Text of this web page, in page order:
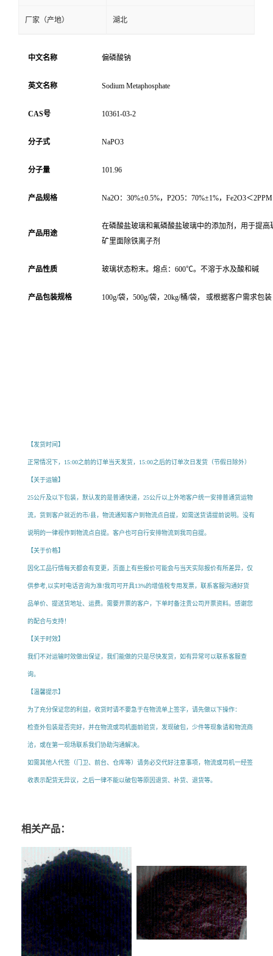
厂家（产地） 湖北
中文名称 偏磷酸钠
英文名称 Sodium Metaphosphate
CAS号 10361-03-2
分子式 NaPO3
分子量 101.96
产品规格 Na2O：30%±0.5%，P2O5：70%±1%，Fe2O3＜
产品用途
在磷酸盐玻璃和氟磷酸盐玻璃中的添加剂，用于提
矿里面除铁离子剂
产品性质 玻璃状态粉末。熔点：600℃。不溶于水及酸和碱
产品包装规格 100g/袋，500g/袋，20kg/桶/袋， 或根据客户需求包装
【发货时间】
正常情况下，15:00之前的订单当天发货，15:00之后的订单次日发货（节假日除外）
【关于运输】
25公斤及以下包装，默认发的是普通快递，25公斤以上外地客户统一安排普通货运物
流，货到客户就近的市/县，物流通知客户到物流点自提，如需送货请提前说明。没有
说明的一律视作到物流点自提。客户也可自行安排物流到我司自提。
【关于价格】
因化工品行情每天都会有变更，页面上有些报价可能会与当天实际报价有所差异，仅
供参考,以实时电话咨询为准!我司可开具13%的增值税专用发票，联系客服沟通好货
品单价、提送货地址、运费。需要开票的客户，下单时备注贵公司开票资料。感谢您
的配合与支持！
【关于时效】
我们不对运输时效做出保证，我们能做的只是尽快发货，如有异常可以联系客服查
询。
【温馨提示】
为了充分保证您的利益，收货时请不要急于在物流单上签字，请先做以下操作：
检查外包装是否完好，并在物流或司机面前验货，发现破包，少件等现象请和物流商
洽，或在第一现场联系我们协助沟通解决。
如需其他人代签（门卫、前台、仓库等）请务必交代好注意事项，物流或司机一经签
收表示配货无异议，之后一律不能以破包等原因退货、补货、退货等。
相关产品：